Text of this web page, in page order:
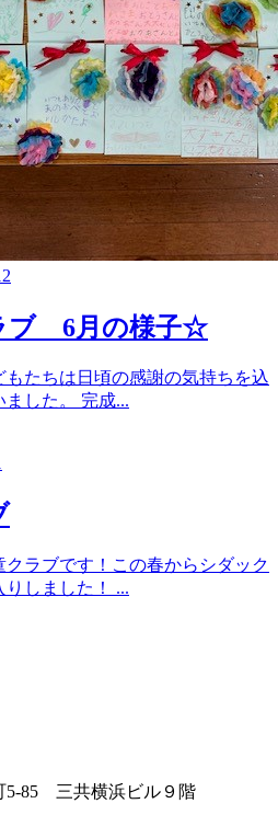
ブ 6月の様子☆
たちは日頃の感謝の気持ちを込
した。 完成...
ラブです！この春からシダック
しました！ ...
5-85 三共横浜ビル９階